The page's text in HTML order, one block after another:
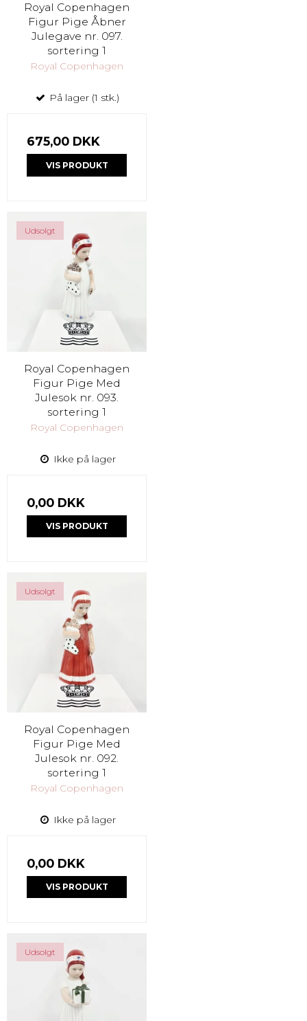
Royal Copenhagen
Figur Pige Åbner
Julegave nr. 097.
sortering 1
Royal Copenhagen
På lager (1 stk.)
675,00 DKK
VIS PRODUKT
Udsolgt
Royal Copenhagen
Figur Pige Med
Julesok nr. 093.
sortering 1
Royal Copenhagen
Ikke på lager
0,00 DKK
VIS PRODUKT
Udsolgt
Royal Copenhagen
Figur Pige Med
Julesok nr. 092.
sortering 1
Royal Copenhagen
Ikke på lager
0,00 DKK
VIS PRODUKT
Udsolgt